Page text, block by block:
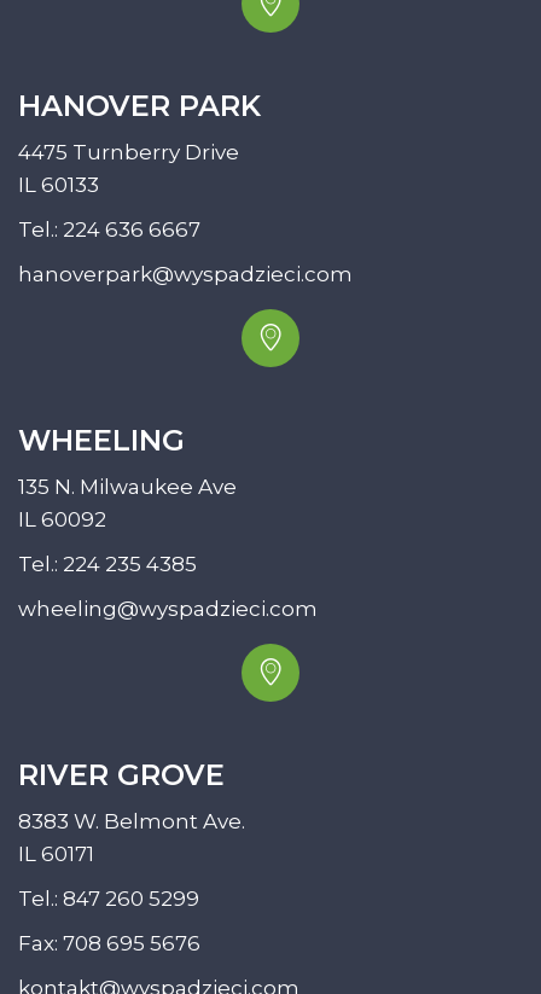
HANOVER PARK
4475 Turnberry Drive
IL 60133
Tel.: 224 636 6667
hanoverpark@wyspadzieci.com
WHEELING
135 N. Milwaukee Ave
IL 60092
Tel.: 224 235 4385
wheeling@wyspadzieci.com
RIVER GROVE
8383 W. Belmont Ave.
IL 60171
Tel.: 847 260 5299
Fax: 708 695 5676
kontakt@wyspadzieci.com